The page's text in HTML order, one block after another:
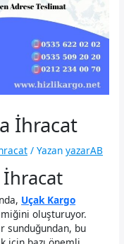
İhracat
/ Yazan yazarAB
Uçak Kargo
oluşturuyor.
sunduğundan, bu